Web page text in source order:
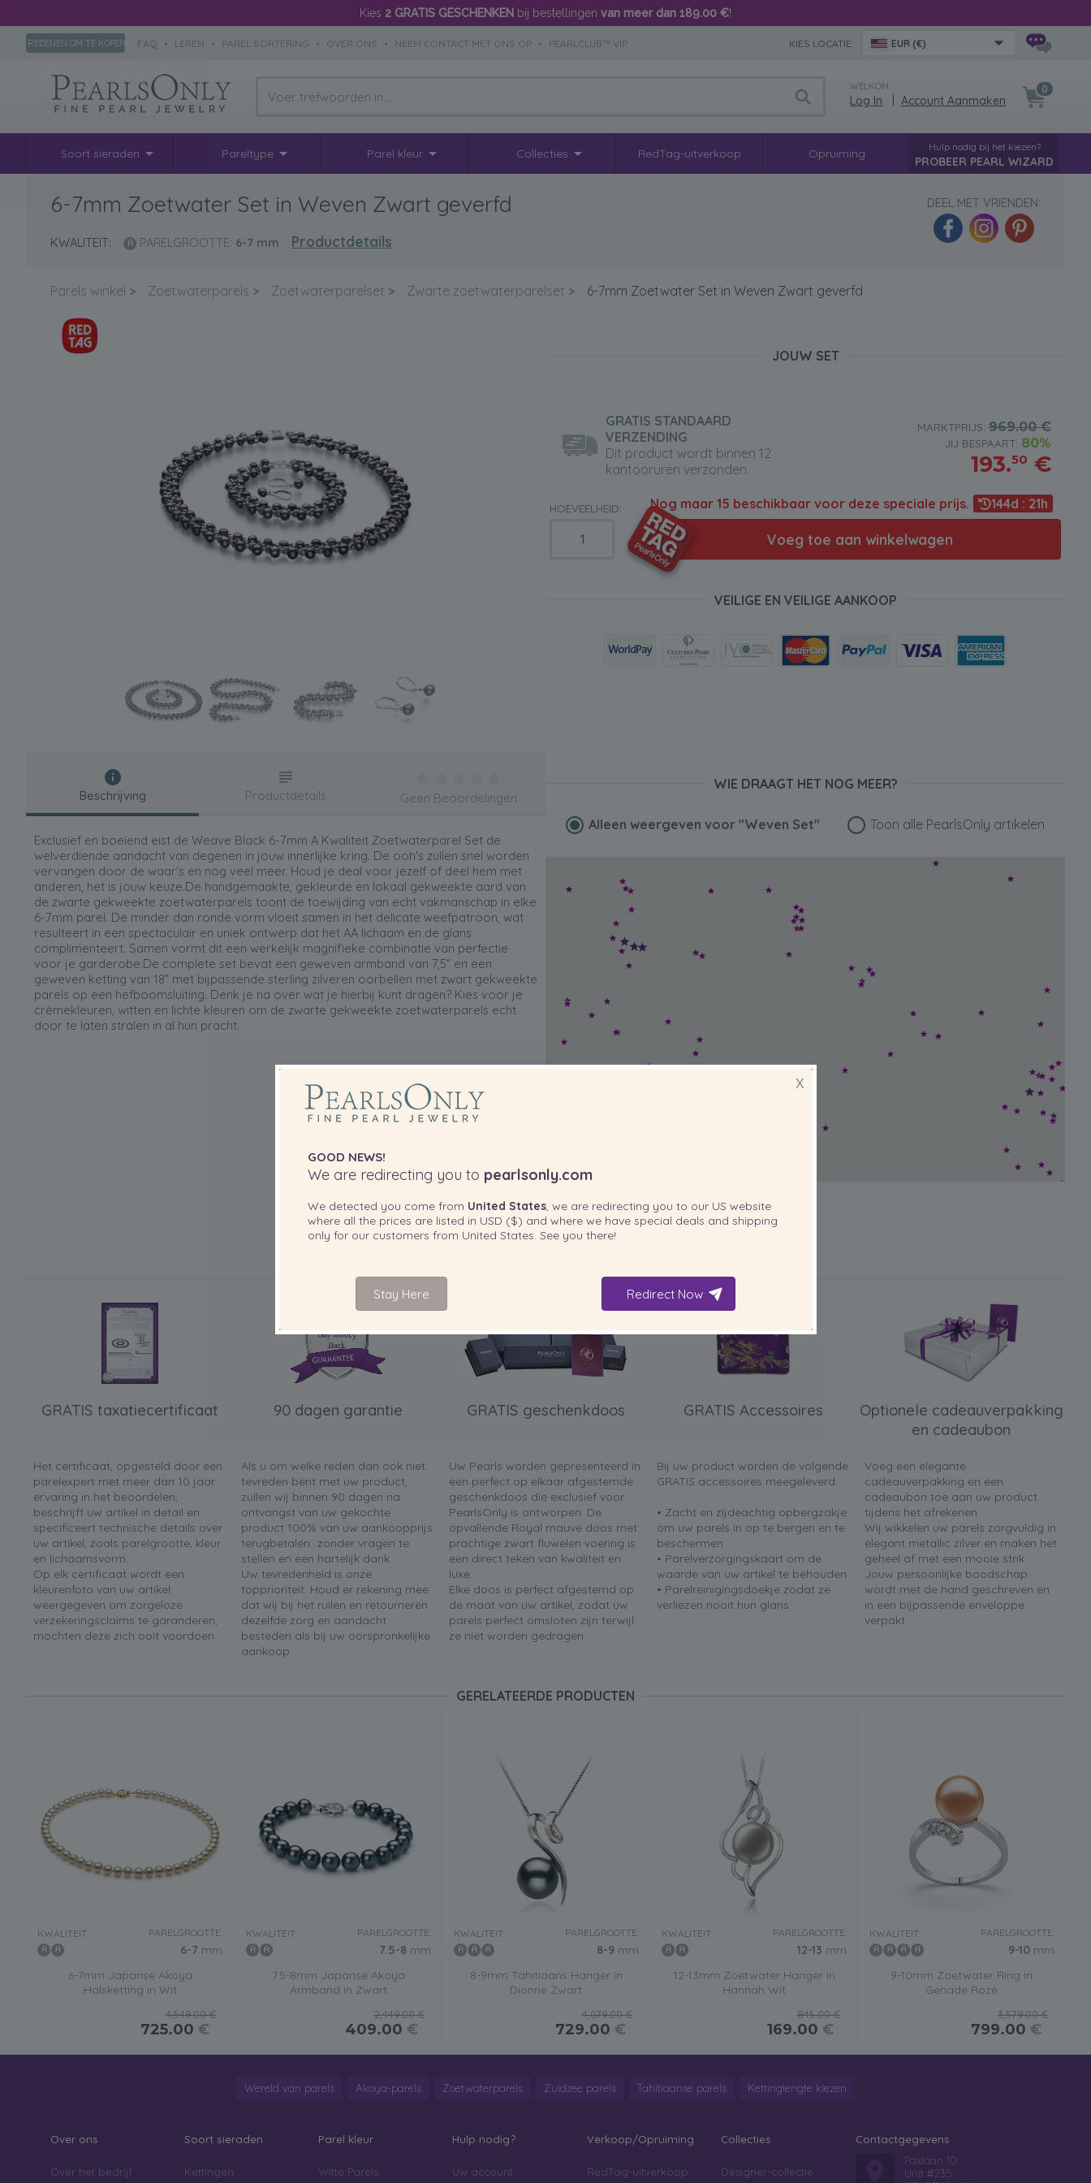
Kies 2 GRATIS GESCHENKEN bij bestellingen van meer dan 189.00 €!
REDENEN OM TE KOPEN FAQ • LEREN • PAREL SORTERING • OVER ONS • NEEM CONTACT MET ONS OP • PEARLCLUB™ VIP KIES LOCATIE: EUR (€)
WELKOM
Log In |Account Aanmaken
0
Soort sieraden Pareltype Parel kleur Collecties RedTag-uitverkoop Opruiming Hulp nodig bij het kiezen?
PROBEER PEARL WIZARD
6-7mm Zoetwater Set in Weven Zwart geverfd
KWALITEIT: PARELGROOTTE: 6-7 mm Productdetails
DEEL MET VRIENDEN:
Parels winkel > Zoetwaterparels > Zoetwaterparelset > Zwarte zoetwaterparelset > 6-7mm Zoetwater Set in Weven Zwart geverfd
JOUW SET
GRATIS STANDAARD
VERZENDING
Dit product wordt binnen 12
kantooruren verzonden.
MARKTPRIJS:969.00€
JIJ BESPAART: 80%
193.50 €
HOEVEELHEID: Nog maar 15 beschikbaar voor deze speciale prijs. 144d : 21h
Voeg toe aan winkelwagen
VEILIGE EN VEILIGE AANKOOP
Beschrijving
Exclusief en boeiend eist de Weave Black 6-7mm A Kwaliteit Zoetwaterparel Set de
welverdiende aandacht van degenen in jouw innerlijke kring. De ooh's zullen snel worden
vervangen door de waar's en nog veel meer. Houd je deal voor jezelf of deel hem met
anderen, het is jouw keuze.De handgemaakte, gekleurde en lokaal gekweekte aard van
de zwarte gekweekte zoetwaterparels toont de toewijding van echt vakmanschap in elke
6-7mm parel. De minder dan ronde vorm vloeit samen in het delicate weefpatroon, wat
resulteert in een spectaculair en uniek ontwerp dat het AA lichaam en de glans
complimenteert. Samen vormt dit een werkelijk magnifieke combinatie van perfectie
voor je garderobe.De complete set bevat een geweven armband van 7,5” en een
geweven ketting van 18” met bijpassende sterling zilveren oorbellen met zwart gekweekte
parels op een hefboomsluiting. Denk je na over wat je hierbij kunt dragen? Kies voor je
crèmekleuren, witten en lichte kleuren om de zwarte gekweekte zoetwaterparels echt
door te laten stralen in al hun pracht.
Productdetails Geen Beoordelingen
WIE DRAAGT HET NOG MEER?
Alleen weergeven voor "Weven Set" Toon alle PearlsOnly artikelen
INBEGREPEN BIJ UW PRODUCT
GRATIS taxatiecertificaat
Het certificaat, opgesteld door een
parelexpert met meer dan 10 jaar
ervaring in het beoordelen,
beschrijft uw artikel in detail en
specificeert technische details over
uw artikel, zoals parelgrootte, kleur
en lichaamsvorm.
Op elk certificaat wordt een
kleurenfoto van uw artikel
weergegeven om zorgeloze
verzekeringsclaims te garanderen,
mochten deze zich ooit voordoen.
90 dagen garantie
Als u om welke reden dan ook niet
tevreden bent met uw product,
zullen wij binnen 90 dagen na
ontvangst van uw gekochte
product 100% van uw aankoopprijs
terugbetalen...zonder vragen te
stellen en een hartelijk dank.
Uw tevredenheid is onze
topprioriteit. Houd er rekening mee
dat wij bij het ruilen en retourneren
dezelfde zorg en aandacht
besteden als bij uw oorspronkelijke
aankoop.
GRATIS geschenkdoos
Uw Pearls worden gepresenteerd in
een perfect op elkaar afgestemde
geschenkdoos die exclusief voor
PearlsOnly is ontworpen. De
opvallende Royal mauve doos met
prachtige zwart fluwelen voering is
een direct teken van kwaliteit en
luxe.
Elke doos is perfect afgestemd op
de maat van uw artikel, zodat uw
parels perfect omsloten zijn terwijl
ze niet worden gedragen.
GRATIS Accessoires
Bij uw product worden de volgende
GRATIS accessoires meegeleverd:
• Zacht en zijdeachtig opbergzakje
om uw parels in op te bergen en te
beschermen
• Parelverzorgingskaart om de
waarde van uw artikel te behouden
• Parelreinigingsdoekje zodat ze
verliezen nooit hun glans.
Optionele cadeauverpakking
en cadeaubon
Voeg een elegante
cadeauverpakking en een
cadeaubon toe aan uw product
tijdens het afrekenen.
Wij wikkelen uw parels zorgvuldig in
elegant metallic zilver en maken het
geheel af met een mooie strik.
Jouw persoonlijke boodschap
wordt met de hand geschreven en
in een bijpassende enveloppe
verpakt.
GERELATEERDE PRODUCTEN
KWALITEIT: PARELGROOTTE:
6-7 mm
6-7mm Japanse Akoya
Halsketting in Wit
4,549.00 €
725.00 €
KWALITEIT: PARELGROOTTE:
7.5-8mm
7.5-8mm Japanse Akoya
Armband in Zwart
2,449.00 €
409.00 €
KWALITEIT: PARELGROOTTE:
8-9mm
8-9mm Tahitiaans Hanger in
Dionne Zwart
4,079.00 €
729.00 €
KWALITEIT: PARELGROOTTE:
12-13 mm
12-13mm Zoetwater Hanger in
Hannah Wit
845.00 €
169.00 €
KWALITEIT: PARELGROOTTE:
9-10mm
9-10mm Zoetwater Ring in
Genade Roze
3,579.00 €
799.00 €
Wereld van parels Akoya-parels Zoetwaterparels Zuidzee parels Tahitiaanse parels Kettinglengte kiezen
Over ons
Over het bedrijf
Soort sieraden
Kettingen
Parel kleur
Witte Parels
Hulp nodig?
Uw account
Verkoop/Opruiming
RedTag-uitverkoop
Collecties
Designer-collectie
Contactgegevens
Paxlaan 10
Unit #235
X
GOOD NEWS!
We are redirecting you to pearlsonly.com
We detected you come from United States, we are redirecting you to our US website
where all the prices are listed in USD ($) and where we have special deals and shipping
only for our customers from United States. See you there!
Stay Here Redirect Now